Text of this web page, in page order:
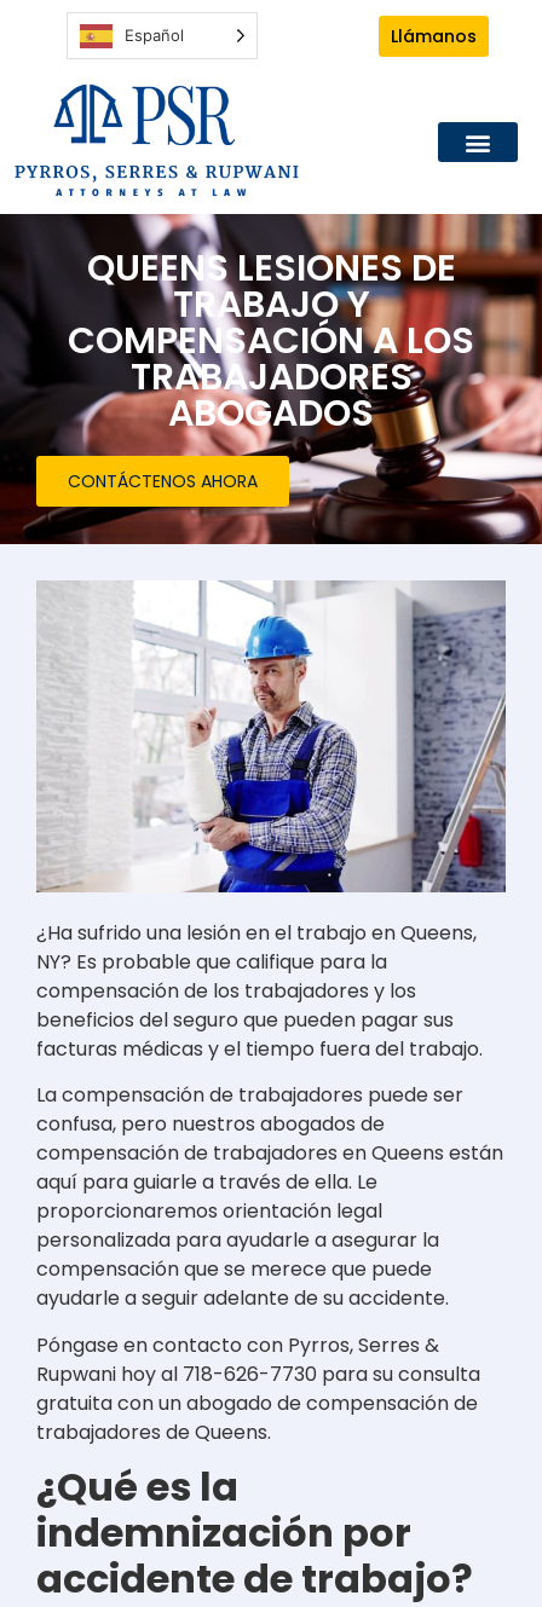
Español Llámanos
QUEENS LESIONES DE
TRABAJO Y
COMPENSACIÓN A LOS
TRABAJADORES
ABOGADOS
CONTÁCTENOS AHORA
¿Ha sufrido una lesión en el trabajo en Queens,
NY? Es probable que califique para la
compensación de los trabajadores y los
beneficios del seguro que pueden pagar sus
facturas médicas y el tiempo fuera del trabajo.
La compensación de trabajadores puede ser
confusa, pero nuestros abogados de
compensación de trabajadores en Queens están
aquí para guiarle a través de ella. Le
proporcionaremos orientación legal
personalizada para ayudarle a asegurar la
compensación que se merece que puede
ayudarle a seguir adelante de su accidente.
Póngase en contacto con Pyrros, Serres &
Rupwani hoy al 718-626-7730 para su consulta
gratuita con un abogado de compensación de
trabajadores de Queens.
¿Qué es la
indemnización por
accidente de trabajo?